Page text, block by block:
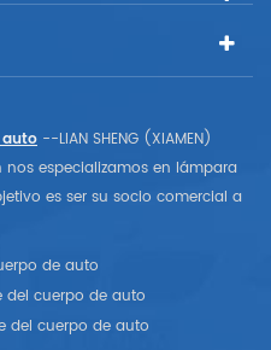
auto --LIAN SHENG (XIAMEN)
nos especializamos en lámpara
es ser su socio comercial a
de auto
del cuerpo de auto
del cuerpo de auto